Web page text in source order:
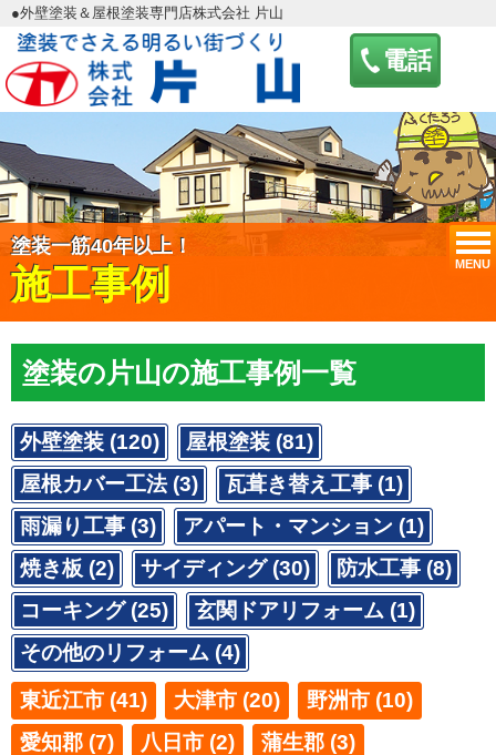
電話
MENU
●外壁塗装＆屋根塗装専門店株式会社 片山
塗装一筋40年以上！
施工事例
塗装の片山の施工事例一覧
外壁塗装 (120)
屋根塗装 (81)
屋根カバー工法 (3)
瓦葺き替え工事 (1)
雨漏り工事 (3)
アパート・マンション (1)
焼き板 (2)
サイディング (30)
防水工事 (8)
コーキング (25)
玄関ドアリフォーム (1)
その他のリフォーム (4)
東近江市 (41) 大津市 (20)
野洲市 (10)
愛知郡 (7)
八日市 (2)
蒲生郡 (3)